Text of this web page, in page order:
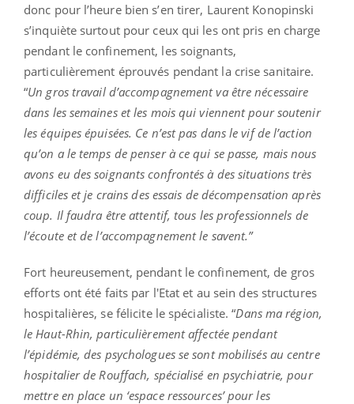
donc pour l’heure bien s’en tirer, Laurent Konopinski
s’inquiète surtout pour ceux qui les ont pris en charge
pendant le confinement, les soignants,
particulièrement éprouvés pendant la crise sanitaire.
“Un gros travail d’accompagnement va être nécessaire
dans les semaines et les mois qui viennent pour soutenir
les équipes épuisées. Ce n’est pas dans le vif de l’action
qu’on a le temps de penser à ce qui se passe, mais nous
avons eu des soignants confrontés à des situations très
difficiles et je crains des essais de décompensation après
coup. Il faudra être attentif, tous les professionnels de
l’écoute et de l’accompagnement le savent.”
Fort heureusement, pendant le confinement, de gros
efforts ont été faits par l'Etat et au sein des structures
hospitalières, se félicite le spécialiste. “Dans ma région,
le Haut-Rhin, particulièrement affectée pendant
l’épidémie, des psychologues se sont mobilisés au centre
hospitalier de Rouffach, spécialisé en psychiatrie, pour
mettre en place un ‘espace ressources’ pour les